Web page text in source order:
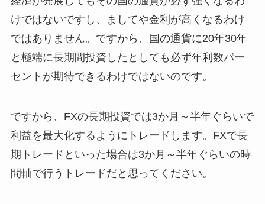
けではないですし、ましてや金利が高くなるわけ
ではありません。ですから、国の通貨に20年30年
と極端に長期間投資したとしても必ず年利数パー
セントが期待できるわけではないのです。
ですから、FXの長期投資では3か月～半年ぐらいで
利益を最大化するようにトレードします。FXで長
期トレードといった場合は3か月～半年ぐらいの時
間軸で行うトレードだと思ってください。